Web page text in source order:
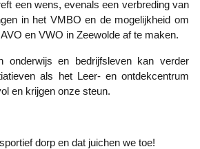
een wens, evenals een verbreding van
in het VMBO en de mogelijkheid om
en VWO in Zeewolde af te maken.
als het Leer- en ontdekcentrum
en krijgen onze steun.
dorp en dat juichen we toe!